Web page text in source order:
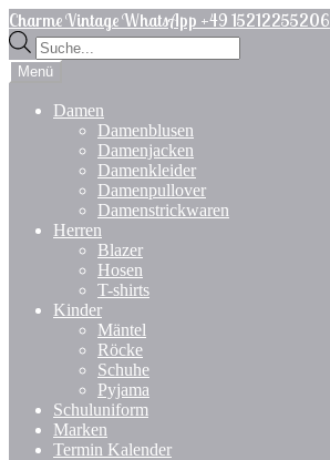
Zur
Navigation
springen
Zum
Inhalt
springen
Charme Vintage WhatsApp +49 15212255206
Products
search
Menü
Damen
Damenblusen
Damenjacken
Damenkleider
Damenpullover
Damenstrickwaren
Herren
Blazer
Hosen
T-shirts
Kinder
Mäntel
Röcke
Schuhe
Pyjama
Schuluniform
Marken
Termin Kalender